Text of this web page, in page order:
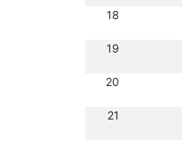
18
19
20
21